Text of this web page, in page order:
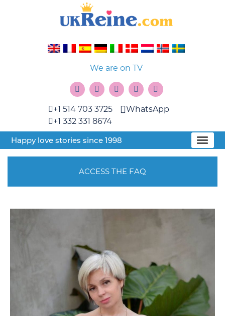
We are on TV
+1 514 703 3725
+1 332 331 8674
WhatsApp
Happy love stories since 1998
ACCESS THE FAQ